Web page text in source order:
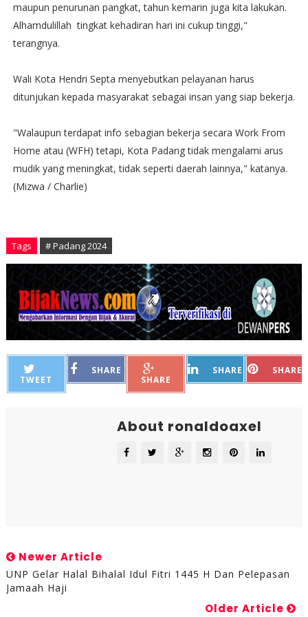
maupun penurunan pangkat, tahun kemarin juga kita lakukan.
Alhamdulillah tingkat kehadiran hari ini cukup tinggi,"
terangnya.
Wali Kota Hendri Septa menyebutkan pelayanan harus
ditunjukan kepada masyarakat sebagai insan yang siap bekerja.
"Walaupun terdapat info sebagian bekerja secara Work From
Home atau (WFH) tetapi, Kota Padang tidak mengalami arus
mudik yang meningkat, tidak seperti daerah lainnya," katanya.
(Mizwa / Charlie)
Tags # Padang 2024
TWEET
SHARE
SHARE
SHARE SHARE
About ronaldoaxel
Newer Article
UNP Gelar Halal Bihalal Idul Fitri 1445 H Dan Pelepasan
Jamaah Haji
Older Article